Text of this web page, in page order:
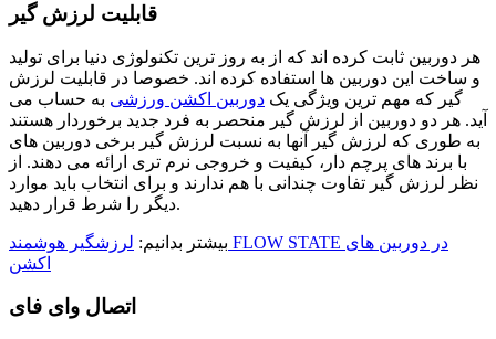
قابلیت لرزش گیر
هر دوربین ثابت کرده اند که از به روز ترین تکنولوژی دنیا برای تولید
و ساخت این دوربین ها استفاده کرده اند. خصوصا در قابلیت لرزش
گیر که مهم ترین ویژگی یک دوربین اکشن ورزشی به حساب می
آید. هر دو دوربین از لرزش گیر منحصر به فرد جدید برخوردار هستند
به طوری که لرزش گیر آنها به نسبت لرزش گیر برخی دوربین های
با برند های پرچم دار، کیفیت و خروجی نرم تری ارائه می دهند. از
نظر لرزش گیر تفاوت چندانی با هم ندارند و برای انتخاب باید موارد
دیگر را شرط قرار دهید.
بیشتر بدانیم: لرزشگیر هوشمند FLOW STATE در دوربین های
اکشن
اتصال وای فای